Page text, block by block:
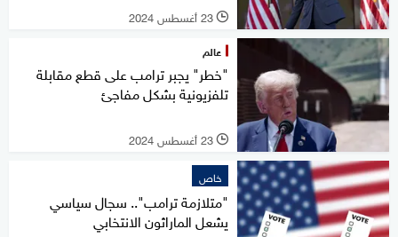
l 23 أغسطس 2024
عالم
"خطر" يجبر ترامب على قطع مقابلة
تلفزيونية بشكل مفاجئ
l 23 أغسطس 2024
خاص
"متلازمة ترامب".. سجال سياسي
يشعل الماراثون الانتخابي